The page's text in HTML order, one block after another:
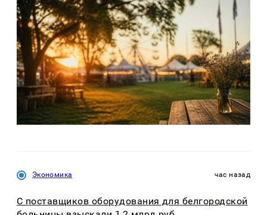
Экономика час назад
С поставщиков оборудования для белгородской